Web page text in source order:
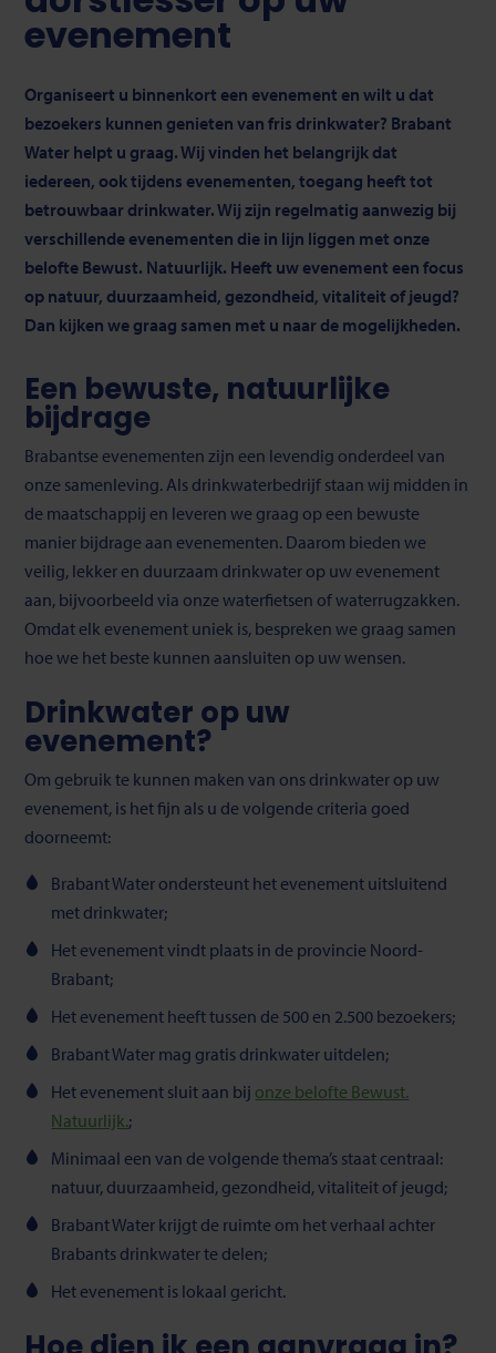
evenement
Organiseert u binnenkort een evenement en wilt u dat
bezoekers kunnen genieten van fris drinkwater? Brabant
Water helpt u graag. Wij vinden het belangrijk dat
iedereen, ook tijdens evenementen, toegang heeft tot
betrouwbaar drinkwater. Wij zijn regelmatig aanwezig bij
verschillende evenementen die in lijn liggen met onze
belofte Bewust. Natuurlijk. Heeft uw evenement een focus
op natuur, duurzaamheid, gezondheid, vitaliteit of jeugd?
Dan kijken we graag samen met u naar de mogelijkheden.
Een bewuste, natuurlijke
bijdrage
Brabantse evenementen zijn een levendig onderdeel van
onze samenleving. Als drinkwaterbedrijf staan wij midden in
de maatschappij en leveren we graag op een bewuste
manier bijdrage aan evenementen. Daarom bieden we
veilig, lekker en duurzaam drinkwater op uw evenement
aan, bijvoorbeeld via onze waterfietsen of waterrugzakken.
Omdat elk evenement uniek is, bespreken we graag samen
hoe we het beste kunnen aansluiten op uw wensen.
Drinkwater op uw
evenement?
Om gebruik te kunnen maken van ons drinkwater op uw
evenement, is het fijn als u de volgende criteria goed
doorneemt:
Brabant Water ondersteunt het evenement uitsluitend
met drinkwater;
Het evenement vindt plaats in de provincie Noord-
Brabant;
Het evenement heeft tussen de 500 en 2.500 bezoekers;
Brabant Water mag gratis drinkwater uitdelen;
Het evenement sluit aan bij onze belofte Bewust.
Natuurlijk.;
Minimaal een van de volgende thema’s staat centraal:
natuur, duurzaamheid, gezondheid, vitaliteit of jeugd;
Brabant Water krijgt de ruimte om het verhaal achter
Brabants drinkwater te delen;
Het evenement is lokaal gericht.